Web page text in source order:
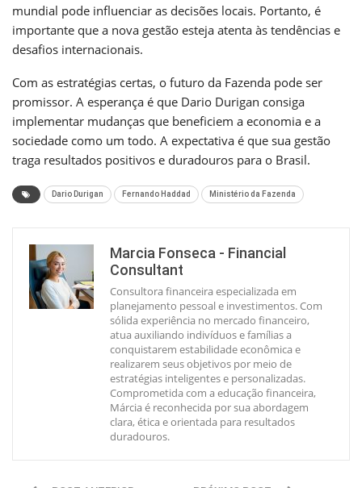
mundial pode influenciar as decisões locais. Portanto, é
importante que a nova gestão esteja atenta às tendências e
desafios internacionais.
Com as estratégias certas, o futuro da Fazenda pode ser
promissor. A esperança é que Dario Durigan consiga
implementar mudanças que beneficiem a economia e a
sociedade como um todo. A expectativa é que sua gestão
traga resultados positivos e duradouros para o Brasil.
Dario Durigan Fernando Haddad Ministério da Fazenda
Marcia Fonseca - Financial
Consultant
Consultora financeira especializada em
planejamento pessoal e investimentos. Com
sólida experiência no mercado financeiro,
atua auxiliando indivíduos e famílias a
conquistarem estabilidade econômica e
realizarem seus objetivos por meio de
estratégias inteligentes e personalizadas.
Comprometida com a educação financeira,
Márcia é reconhecida por sua abordagem
clara, ética e orientada para resultados
duradouros.